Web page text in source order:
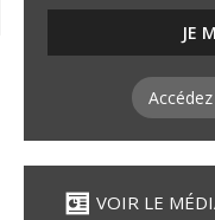
VOIR LE